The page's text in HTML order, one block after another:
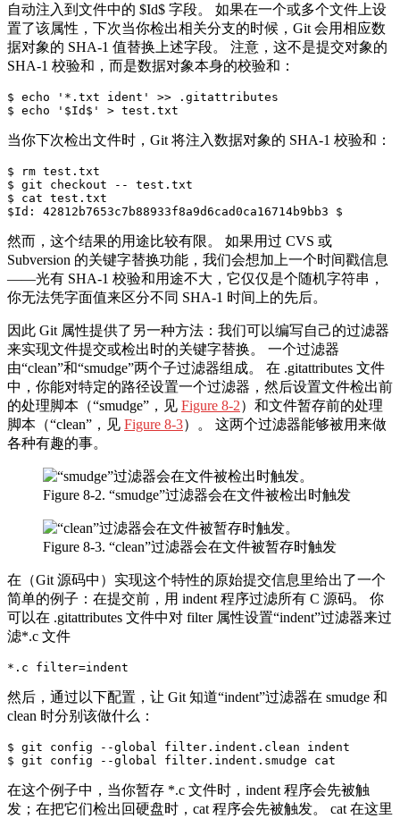
自动注入到文件中的 $Id$ 字段。 如果在一个或多个文件上设
置了该属性，下次当你检出相关分支的时候，Git 会用相应数
据对象的 SHA-1 值替换上述字段。 注意，这不是提交对象的
SHA-1 校验和，而是数据对象本身的校验和：
$ echo '*.txt ident' >> .gitattributes
当你下次检出文件时，Git 将注入数据对象的 SHA-1 校验和：
$ rm test.txt
$ git checkout -- test.txt
$ cat test.txt
然而，这个结果的用途比较有限。 如果用过 CVS 或
Subversion 的关键字替换功能，我们会想加上一个时间戳信息
——光有 SHA-1 校验和用途不大，它仅仅是个随机字符串，
你无法凭字面值来区分不同 SHA-1 时间上的先后。
因此 Git 属性提供了另一种方法：我们可以编写自己的过滤器
来实现文件提交或检出时的关键字替换。 一个过滤器
由“clean”和“smudge”两个子过滤器组成。 在 .gitattributes 文件
中，你能对特定的路径设置一个过滤器，然后设置文件检出前
的处理脚本（“smudge”，见 Figure 8-2）和文件暂存前的处理
脚本（“clean”，见 Figure 8-3）。 这两个过滤器能够被用来做
各种有趣的事。
Figure 8-2. “smudge”过滤器会在文件被检出时触发
Figure 8-3. “clean”过滤器会在文件被暂存时触发
在（Git 源码中）实现这个特性的原始提交信息里给出了一个
简单的例子：在提交前，用 indent 程序过滤所有 C 源码。 你
可以在 .gitattributes 文件中对 filter 属性设置“indent”过滤器来过
滤*.c 文件
*.c filter=indent
然后，通过以下配置，让 Git 知道“indent”过滤器在 smudge 和
clean 时分别该做什么：
$ git config --global filter.indent.clean indent
在这个例子中，当你暂存 *.c 文件时，indent 程序会先被触
发；在把它们检出回硬盘时，cat 程序会先被触发。 cat 在这里